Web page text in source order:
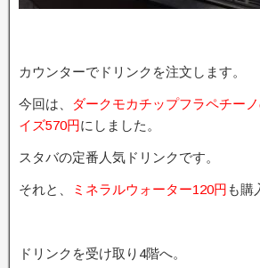
カウンターでドリンクを注文します。
今回は、
ダークモカチップフラペチー
イズ570円にしました。
スタバの定番人気ドリンクです。
それと、 ミネラルウォーター120円 も購
ドリンクを受け取り4階へ。